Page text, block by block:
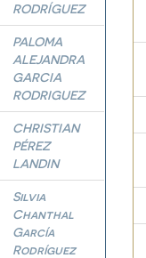
RODRÍGUEZ
PALOMA
ALEJANDRA
GARCIA
RODRIGUEZ
CHRISTIAN
PÉREZ
LANDIN
Silvia
Chanthal
García
Rodríguez